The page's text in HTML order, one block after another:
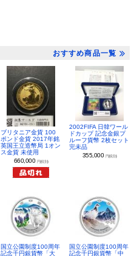
おすすめ商品一覧
ブリタニア金貨 100
ポンド金貨 2017年銘
英国王立造幣局 1オン
ス金貨 未使用
660,000 円(税別)
2002FIFA 日韓ワール
ドカップ 記念金銀プ
ルーフ貨幣 2枚セット
完未品
355,000 円(税別)
国立公園制度100周年
記念千円銀貨幣「大
国立公園制度100周年
記念千円銀貨幣「中